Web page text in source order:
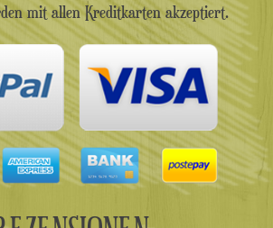
mit allen Kreditkarten akzeptiert.